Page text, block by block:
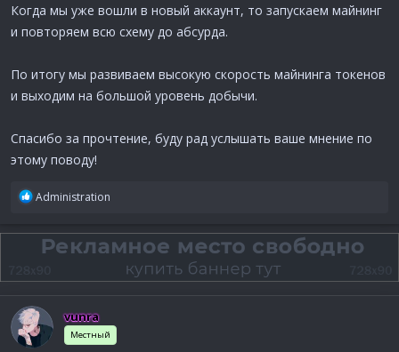
Когда мы уже вошли в новый аккаунт, то запускаем майнинг
и повторяем всю схему до абсурда.
По итогу мы развиваем высокую скорость майнинга токенов
и выходим на большой уровень добычи.
Спасибо за прочтение, буду рад услышать ваше мнение по
этому поводу!
Р
:
Administration
vunra
Местный